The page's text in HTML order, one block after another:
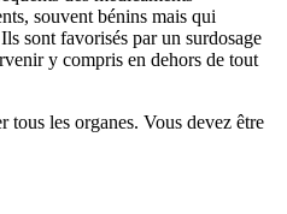
souvent bénins mais qui
sont favorisés par un surdosage
y compris en dehors de tout
tous les organes. Vous devez être